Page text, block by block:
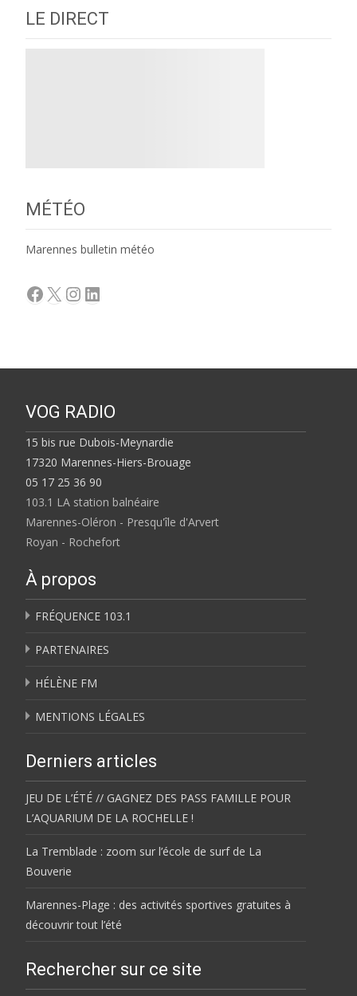
LE DIRECT
MÉTÉO
Marennes bulletin météo
Facebook
X Instagram
LinkedIn
VOG RADIO
15 bis rue Dubois-Meynardie
17320 Marennes-Hiers-Brouage
05 17 25 36 90
103.1 LA station balnéaire
Marennes-Oléron - Presqu'île d'Arvert
Royan - Rochefort
À propos
FRÉQUENCE 103.1
PARTENAIRES
HÉLÈNE FM
MENTIONS LÉGALES
Derniers articles
JEU DE L’ÉTÉ // GAGNEZ DES PASS FAMILLE POUR
L’AQUARIUM DE LA ROCHELLE !
La Tremblade : zoom sur l’école de surf de La
Bouverie
Marennes-Plage : des activités sportives gratuites à
découvrir tout l’été
Rechercher sur ce site